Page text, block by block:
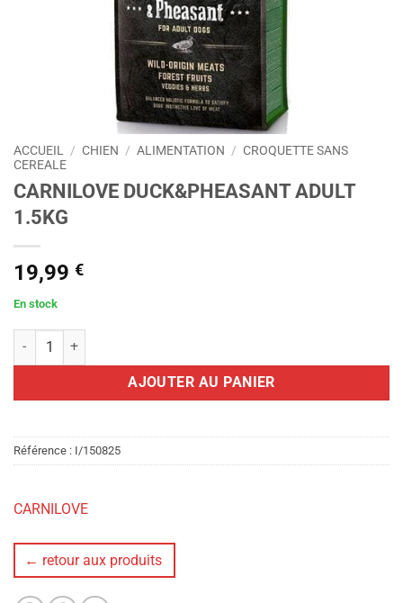
ACCUEIL / CHIEN / ALIMENTATION / CROQUETTE SANS
CEREALE
CARNILOVE DUCK&PHEASANT ADULT
1.5KG
19,99 €
En stock
quantité de CARNILOVE DUCK&PHEASANT ADULT 1.5KG
AJOUTER AU PANIER
Référence : I/150825
CARNILOVE
← retour aux produits